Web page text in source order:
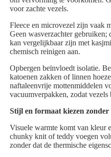
voor zachte vezels.
Fleece en microvezel zijn vaak
Geen wasverzachter gebruiken;
kan vergelijkbaar zijn met
chemisch reinigen aan.
Opbergen beïnvloedt isolatie.
katoenen zakken of linnen
naftaleenvrije mottenmiddelen
vacuumverpakken, zodat vezels
Stijl en formaat kiezen
Visuele warmte komt van kleur
chunky knit of teddy voegen
zonder dat de thermische